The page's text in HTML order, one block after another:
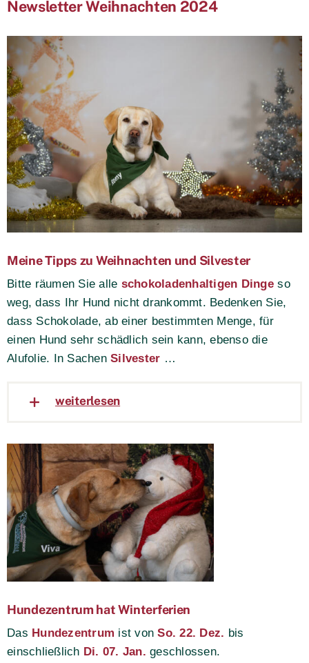
Newsletter Weihnachten 2024
Meine Tipps zu Weihnachten und Silvester
Bitte räumen Sie alle schokoladenhaltigen Dinge so
weg, dass Ihr Hund nicht drankommt. Bedenken Sie,
dass Schokolade, ab einer bestimmten Menge, für
einen Hund sehr schädlich sein kann, ebenso die
Alufolie. In SachenSilvester …
weiterlesen
Hundezentrum hat Winterferien
Das Hundezentrum ist vonSo. 22. Dez. bis
einschließlich Di. 07. Jan.geschlossen.